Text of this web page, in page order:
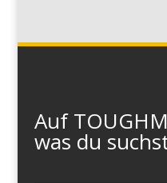
Auf
was du